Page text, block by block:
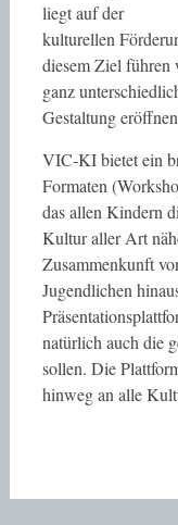
liegt auf der
kulturellen
diesem Ziel führen
ganz
Gestaltung
VIC‐KI bietet ein
Formaten
das allen Kindern
Kultur aller Art
Zusammenkunft
Jugendlichen
natürlich auch die
sollen. Die
hinweg an alle